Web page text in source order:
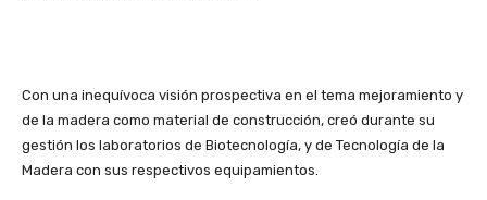
Con una inequívoca visión prospectiva en el tema mejoramiento y
de la madera como material de construcción, creó durante su
gestión los laboratorios de Biotecnología, y de Tecnología de la
Madera con sus respectivos equipamientos.